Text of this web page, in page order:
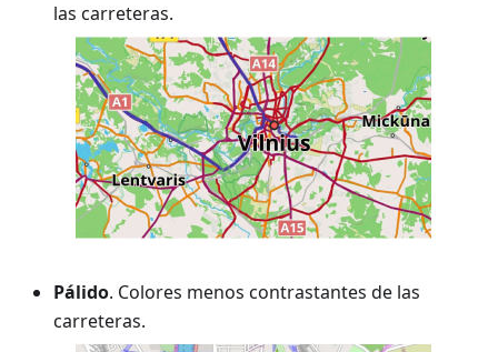
las carreteras.
Pálido. Colores menos contrastantes de las
carreteras.